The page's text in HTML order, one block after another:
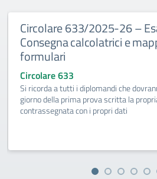
Circolare 633/2025-26 –
Consegna calcolatrici e
formulari
Circolare 633
Si ricorda a tutti i diplomandi che
giorno della prima prova scritta la
contrassegnata con i propri dati